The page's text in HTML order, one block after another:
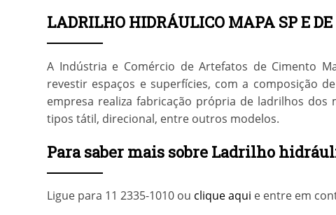
LADRILHO HIDRÁULICO MAPA SP E
A Indústria e Comércio de Artefatos de Cimento
revestir espaços e superfícies, com a composição
empresa realiza fabricação própria de ladrilhos dos
tipos tátil, direcional, entre outros modelos.
Para saber mais sobre Ladrilho
Ligue para 11 2335-1010 ou clique aqui e entre em